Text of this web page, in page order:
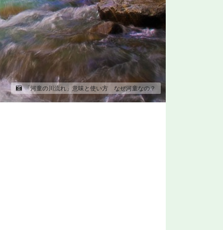
「河童の川流れ」意味と使い方 なぜ河童なの？